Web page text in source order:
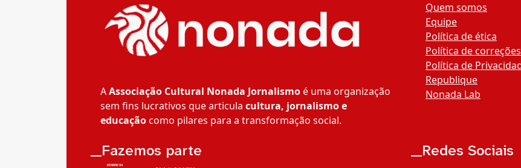
AAssociação Cultural Nonada Jornalismoé uma organização
sem fins lucrativos que articula cultura, jornalismo e
educaçãocomo pilares para a transformação social.
Quem somos
Equipe
Política de ética
Política de correções
Política de
Republique
Nonada Lab
__Fazemos parte __Redes Sociais